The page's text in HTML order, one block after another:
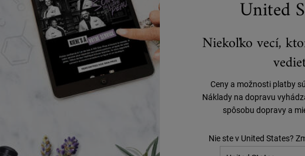
VYBRANÉ PRE VÁS
United
Niekoľko vecí,
Ceny a možnosti platby
Náklady na dopravu
spôsobu dopravy a
Nie ste v United States?